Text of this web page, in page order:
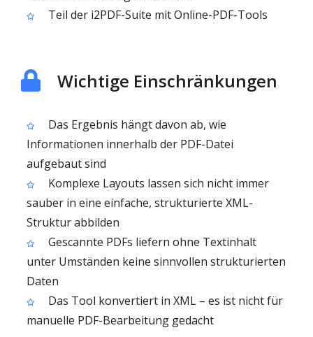
Teil der i2PDF-Suite mit Online-PDF-Tools
Wichtige Einschränkungen
Das Ergebnis hängt davon ab, wie
Informationen innerhalb der PDF-Datei
aufgebaut sind
Komplexe Layouts lassen sich nicht immer
sauber in eine einfache, strukturierte XML-
Struktur abbilden
Gescannte PDFs liefern ohne Textinhalt
unter Umständen keine sinnvollen strukturierten
Daten
Das Tool konvertiert in XML – es ist nicht für
manuelle PDF-Bearbeitung gedacht